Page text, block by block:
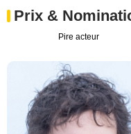
Prix &
Pire acteur